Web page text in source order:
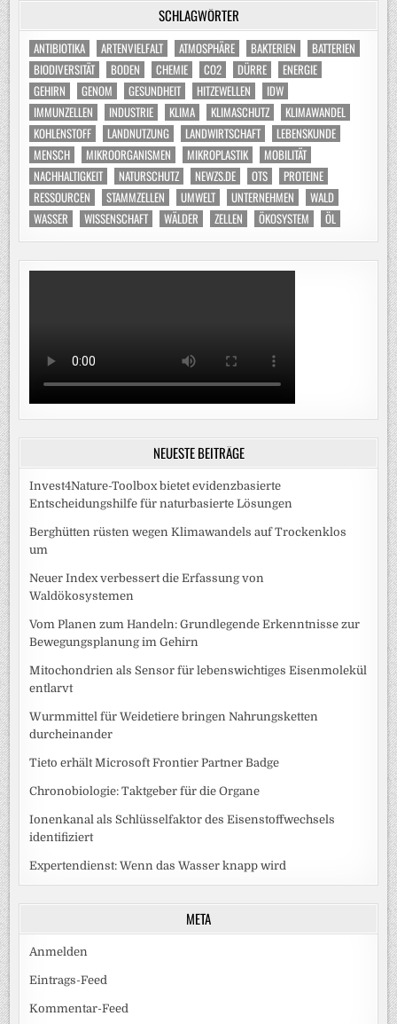
SCHLAGWÖRTER
ANTIBIOTIKA ARTENVIELFALT ATMOSPHÄRE BAKTERIEN
BATTERIEN
BIODIVERSITÄT
BODEN CHEMIE CO2 DÜRRE
ENERGIE
GEHIRN
GENOM GESUNDHEIT HITZEWELLEN
IDW
IMMUNZELLEN
INDUSTRIE KLIMA KLIMASCHUTZ
KLIMAWANDEL
KOHLENSTOFF
LANDNUTZUNG LANDWIRTSCHAFT
LEBENSKUNDE
MENSCH
MIKROORGANISMEN MIKROPLASTIK
MOBILITÄT
NACHHALTIGKEIT
NATURSCHUTZ NEWZS.DE OTS
PROTEINE
RESSOURCEN
STAMMZELLEN UMWELT UNTERNEHMEN
WALD
WASSER
WISSENSCHAFT WÄLDER ZELLEN ÖKOSYSTEM ÖL
NEUESTE BEITRÄGE
Invest4Nature-Toolbox bietet evidenzbasierte
Entscheidungshilfe für naturbasierte Lösungen
Berghütten rüsten wegen Klimawandels auf Trockenklos
um
Neuer Index verbessert die Erfassung von
Waldökosystemen
Vom Planen zum Handeln: Grundlegende Erkenntnisse zur
Bewegungsplanung im Gehirn
Mitochondrien als Sensor für lebenswichtiges Eisenmolekül
entlarvt
Wurmmittel für Weidetiere bringen Nahrungsketten
durcheinander
Tieto erhält Microsoft Frontier Partner Badge
Chronobiologie: Taktgeber für die Organe
Ionenkanal als Schlüsselfaktor des Eisenstoffwechsels
identifiziert
Expertendienst: Wenn das Wasser knapp wird
META
Anmelden
Eintrags-Feed
Kommentar-Feed